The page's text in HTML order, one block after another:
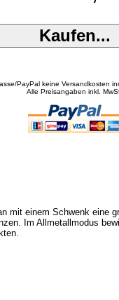
PayPal keine Versandkosten
Alle Preisangaben inkl.
mit einem Schwenk eine
Im Allmetallmodus